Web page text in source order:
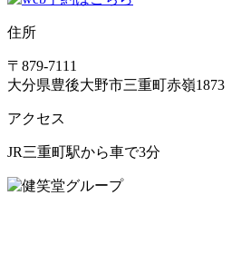
住所
〒879-7111
大分県豊後大野市三重町赤嶺1873
アクセス
JR三重町駅から車で3分